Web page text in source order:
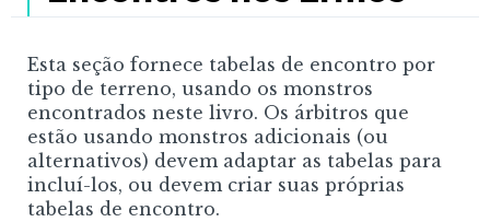
Esta seção fornece tabelas de encontro por
tipo de terreno, usando os monstros
encontrados neste livro. Os árbitros que
estão usando monstros adicionais (ou
alternativos) devem adaptar as tabelas para
incluí-los, ou devem criar suas próprias
tabelas de encontro.